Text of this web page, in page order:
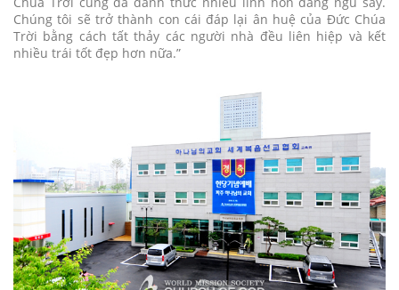
Chúng tôi sẽ trở thành con cái đáp lại ân huệ của Đức Chúa
Trời bằng cách tất thảy các người nhà đều liên hiệp và kết
nhiều trái tốt đẹp hơn nữa.”